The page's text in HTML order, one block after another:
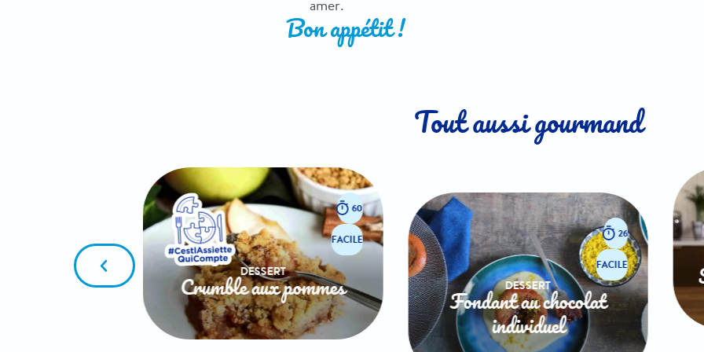
amer.
Bon appétit !
Tout aussi gourmand
60
FACILE
DESSERT
Crumble aux pommes
26
FACILE
DESSERT
Fondant au chocolat
individuel